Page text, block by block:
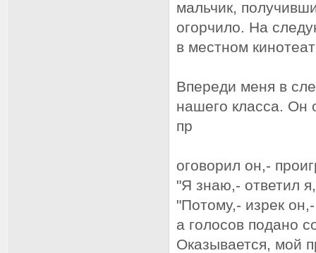
мальчик,
огорчило. На
в местном
Впереди меня в
нашего класса. Он
пр
оговорил он,-
"Я знаю,- ответил
"Потому,- изрек
а голосов подано
Оказывается, мой